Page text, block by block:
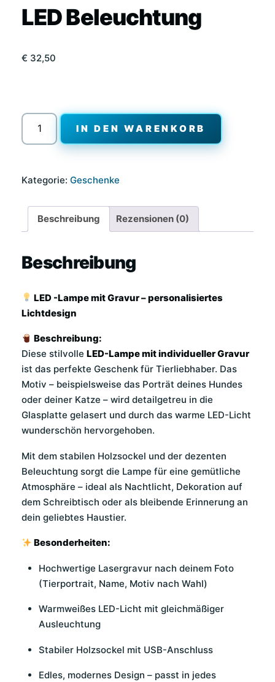
LED Beleuchtung
€ 32,50
Motiv
LED
IN DEN WARENKORB
Kategorie: Geschenke
Beschreibung Rezensionen (0)
Beschreibung
LED -Lampe mit Gravur – personalisiertes
Lichtdesign
Beschreibung:
Diese stilvolle LED-Lampe mit individueller Gravur
ist das perfekte Geschenk für Tierliebhaber. Das
Motiv – beispielsweise das Porträt deines Hundes
oder deiner Katze – wird detailgetreu in die
Glasplatte gelasert und durch das warme LED-Licht
wunderschön hervorgehoben.
Mit dem stabilen Holzsockel und der dezenten
Beleuchtung sorgt die Lampe für eine gemütliche
Atmosphäre – ideal als Nachtlicht, Dekoration auf
dem Schreibtisch oder als bleibende Erinnerung an
dein geliebtes Haustier.
Besonderheiten:
Hochwertige Lasergravur nach deinem Foto
(Tierportrait, Name, Motiv nach Wahl)
Warmweißes LED-Licht mit gleichmäßiger
Ausleuchtung
Stabiler Holzsockel mit USB-Anschluss
Edles, modernes Design – passt in jedes